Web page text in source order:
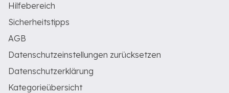
Hilfebereich
Sicherheitstipps
AGB
Datenschutzeinstellungen zurücksetzen
Datenschutzerklärung
Kategorieübersicht